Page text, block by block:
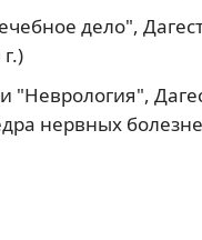
дело",
нервных